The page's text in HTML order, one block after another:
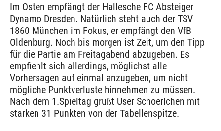
Im Osten empfängt der Hallesche FC Absteiger
Dynamo Dresden. Natürlich steht auch der TSV
1860 München im Fokus, er empfängt den VfB
Oldenburg. Noch bis morgen ist Zeit, um den Tipp
für die Partie am Freitagabend abzugeben. Es
empfiehlt sich allerdings, möglichst alle
Vorhersagen auf einmal anzugeben, um nicht
mögliche Punktverluste hinnehmen zu müssen.
Nach dem 1.Spieltag grüßt User Schoerlchen mit
starken 31 Punkten von der Tabellenspitze.